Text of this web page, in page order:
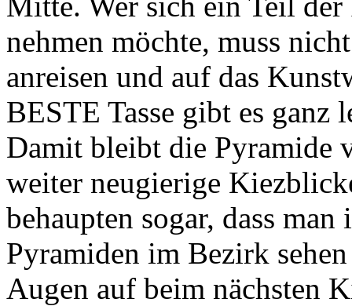
nehmen möchte, muss
anreisen und auf das
BESTE Tasse gibt es
Damit bleibt die Pyramide
weiter neugierige
behaupten sogar, dass
Pyramiden im Bezirk
Augen auf beim nächsten